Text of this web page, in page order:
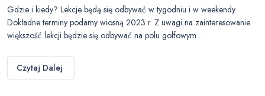
Gdzie i kiedy? Lekcje będą się odbywać w tygodniu i w weekendy.
Dokładne terminy podamy wiosną 2023 r. Z uwagi na zainteresowanie
większość lekcji będzie się odbywać na polu golfowym…
Czytaj Dalej